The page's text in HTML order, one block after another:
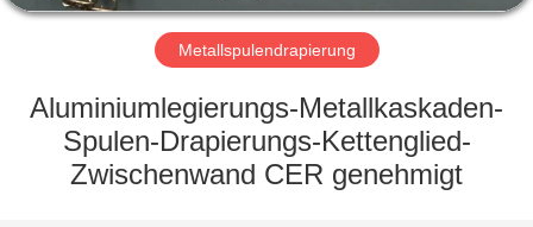
FABRIK-
AUSFLUG
QUALITÄTSKONTROLLE
Metallspulendrapierung
Aluminiumlegierungs-Metallkaskaden-
Spulen-Drapierungs-Kettenglied-
Zwischenwand CER genehmigt